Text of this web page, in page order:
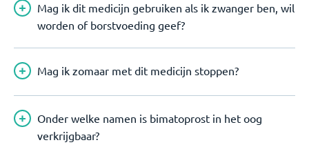
Mag ik dit medicijn gebruiken als ik zwanger ben, wil
worden of borstvoeding geef?
Mag ik zomaar met dit medicijn stoppen?
Onder welke namen is bimatoprost in het oog
verkrijgbaar?